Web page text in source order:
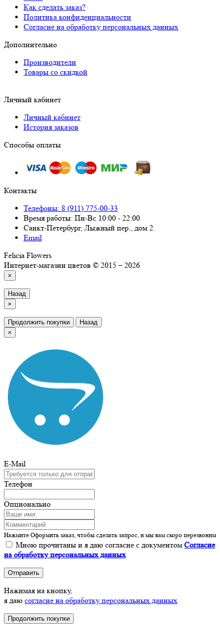
Как сделать заказ?
Политика конфиденциальности
Согласие на обработку персональных данных
Дополнительно
Производители
Товары со скидкой
Личный кабинет
Личный кабинет
История заказов
Способы оплаты
Контакты
Телефоны: 8 (911) 775-00-33
Время работы: Пн-Вс 10:00 - 22:00
Санкт-Петербург, Лыжный пер., дом 2.
Email
Felicia Flowers
Интернет-магазин цветов © 2015 – 2026
×
Назад
×
Продолжить покупки
Назад
×
E-Mail
Телефон
Опционально
Нажмите Оформить заказ, чтобы сделать запрос, и мы вам скоро перезвоним
Мною прочитаны и я даю согласие с документом Согласие
на обработку персональных данных
Отправить
Нажимая на кнопку,
я даю согласие на обработку персональных данных
Продолжить покупки